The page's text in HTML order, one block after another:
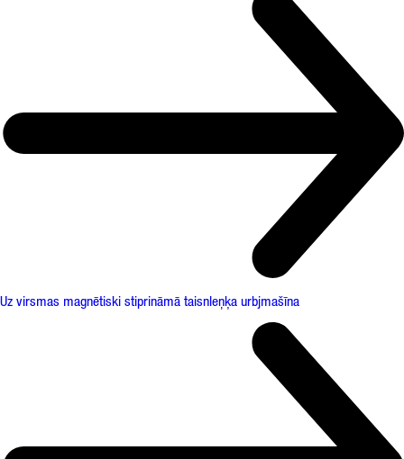
Uz virsmas magnētiski stiprināmā taisnleņķa urbjmašīna